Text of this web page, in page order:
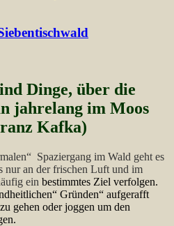
Dinge, über die
jahrelang im Moos
Kafka)
Spaziergang im Wald geht es
nur an der frischen Luft und im
ein bestimmtes Ziel verfolgen.
Gründen“ aufgerafft
gehen oder joggen um den